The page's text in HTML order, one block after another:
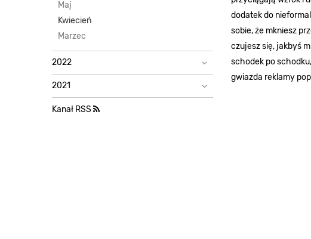
Maj
Kwiecień
Marzec
2022
2021
Kanał RSS
dodatek do
sobie, że mkniesz
czujesz się, jakbyś
schodek po
gwiazda reklamy